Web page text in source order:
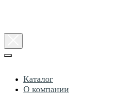
Каталог
О компании